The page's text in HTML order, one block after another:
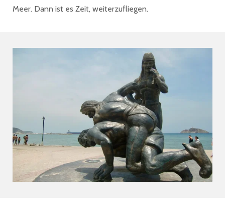
Meer. Dann ist es Zeit, weiterzufliegen.